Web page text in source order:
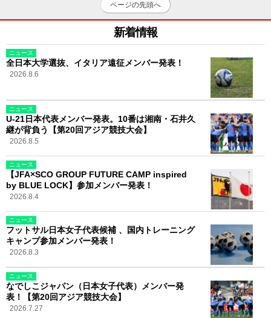
ページの先頭へ
新着情報
ニュース
全日本大学選抜、イタリア遠征メンバー発表！
2026.8.6
ニュース
U-21日本代表メンバー発表。10番は湘南・石井久
継が背負う【第20回アジア競技大会】
2026.8.5
ニュース
【JFA×SCO GROUP FUTURE CAMP inspired
by BLUE LOCK】参加メンバー発表！
2026.8.4
ニュース
フットサル日本女子代表候補 、国内トレーニング
キャンプ参加メンバー発表！
2026.8.3
ニュース
なでしこジャパン（日本女子代表）メンバー発
表！【第20回アジア競技大会】
2026.7.27